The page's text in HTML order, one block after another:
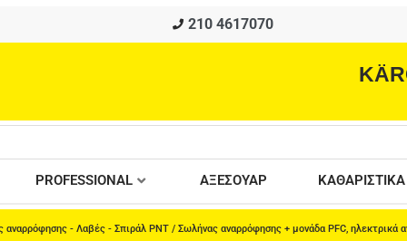
210 4617070
PROFESSIONAL ΑΞΕΣΟΥΑΡ ΚΑΘΑΡΙΣΤΙΚΑ
αναρρόφησης - Λαβές - Σπιράλ PNT / Σωλήνας αναρρόφησης + μονάδα PFC, ηλεκτρικά